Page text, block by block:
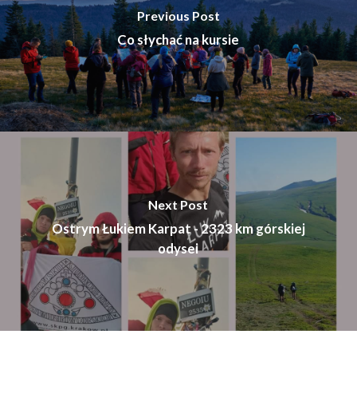
Previous Post
Co słychać na kursie
Next Post
Ostrym Łukiem Karpat - 2323 km górskiej
odysei